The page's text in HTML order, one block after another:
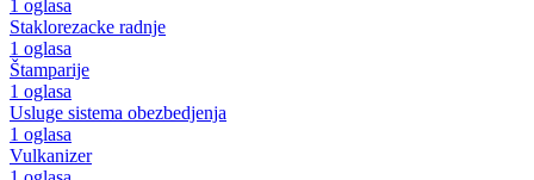
1 oglasa
Staklorezacke radnje
1 oglasa
Štamparije
1 oglasa
Usluge sistema obezbedjenja
1 oglasa
Vulkanizer